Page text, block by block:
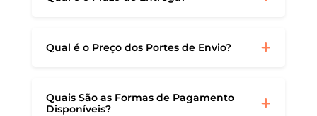
Qual é o Preço dos Portes de Envio?
Quais São as Formas de Pagamento
Disponíveis?